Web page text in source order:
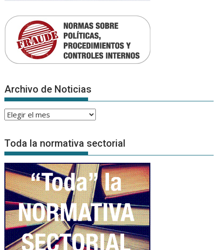
Archivo de Noticias
Archivo
Noticias
Toda la normativa sectorial